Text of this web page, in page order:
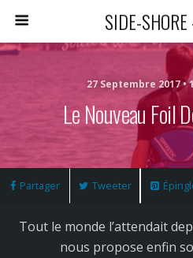
SIDE-
27 Septembre 2017
Le Nouveau Foil
Partager Tweeter
Tout le monde l’attendait
nous propose enfin